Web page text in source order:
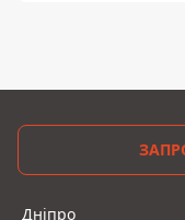
Дніпро